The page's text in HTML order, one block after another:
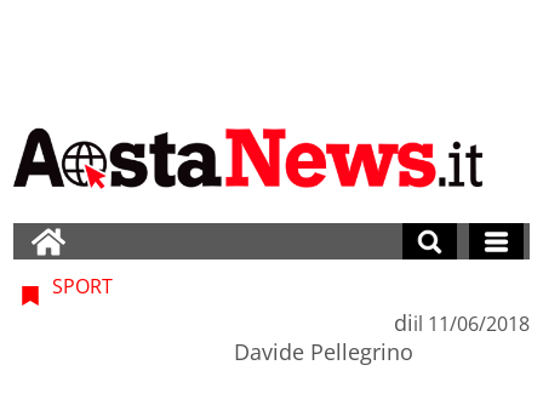
SPORT
di
Davide Pellegrino
il 11/06/2018